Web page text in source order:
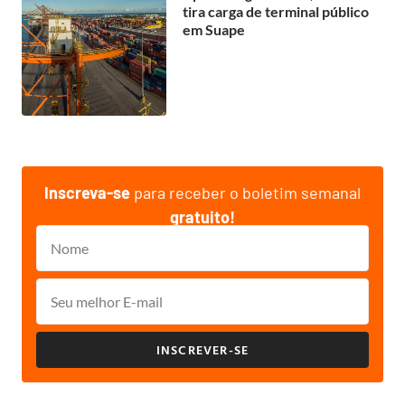
tira carga de terminal público
em Suape
Inscreva-se para receber o boletim semanal
gratuito!
INSCREVER-SE